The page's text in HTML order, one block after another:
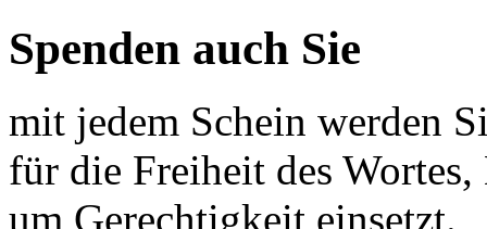
Spenden auch Sie
mit jedem Schein werden
für die Freiheit des
um Gerechtigkeit einsetzt.